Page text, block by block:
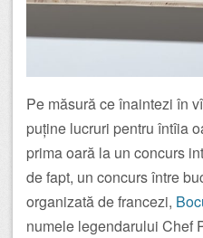
Pe măsură ce înaintezi în
puține lucruri pentru întîia
prima oară la un concurs
de fapt, un concurs între
organizată de francezi,
numele legendarului Chef